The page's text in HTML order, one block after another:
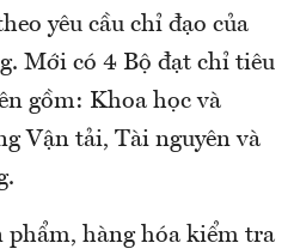
yêu cầu chỉ đạo của
Mới có 4 Bộ đạt chỉ tiêu
gồm: Khoa học và
Vận tải, Tài nguyên và
phẩm, hàng hóa kiểm tra